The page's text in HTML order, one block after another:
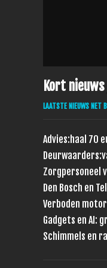
Kort
LAATSTE NIEUWS NET
Advies:haal 70
Zorgpersoneel
Den Bosch en
Verboden
Gadgets en AI:
Schimmels en